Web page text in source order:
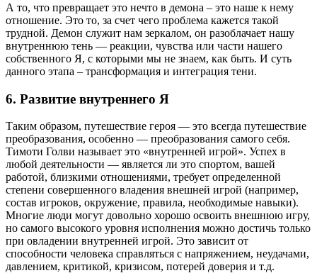
А то, что превращает это нечто в демона – это наше к нему
отношение. Это то, за счет чего проблема кажется такой
трудной. Демон служит нам зеркалом, он разоблачает нашу
внутреннюю тень — реакции, чувства или части нашего
собственного Я, с которыми мы не знаем, как быть. И суть
данного этапа – трансформация и интеграция тени.
6. Развитие внутреннего Я
Таким образом, путешествие героя — это всегда путешествие
преобразования, особенно — преобразования самого себя.
Тимоти Голви называет это «внутренней игрой». Успех в
любой деятельности — является ли это спортом, вашей
работой, близкими отношениями, требует определенной
степени совершенного владения внешней игрой (например,
состав игроков, окружение, правила, необходимые навыки).
Многие люди могут довольно хорошо освоить внешнюю игру,
но самого высокого уровня исполнения можно достичь только
при овладении внутренней игрой. Это зависит от
способности человека справляться с напряжением, неудачами,
давлением, критикой, кризисом, потерей доверия и т.д.